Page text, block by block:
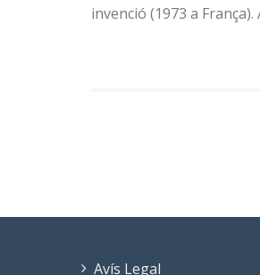
invenció (1973 a
Avís Legal